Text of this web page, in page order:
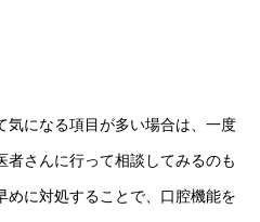
気になる項目が多い場合は、一度
さんに行って相談してみるのも
めに対処することで、口腔機能を